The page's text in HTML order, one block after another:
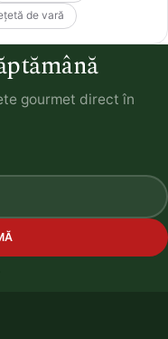
de vară
gourmet direct în